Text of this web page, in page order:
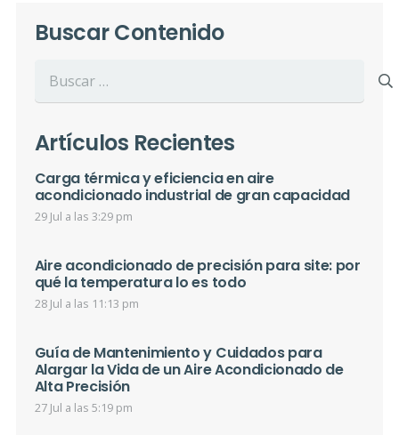
Buscar Contenido
Buscar:
Artículos Recientes
Carga térmica y eficiencia en aire
acondicionado industrial de gran capacidad
29 Jul a las 3:29 pm
Aire acondicionado de precisión para site: por
qué la temperatura lo es todo
28 Jul a las 11:13 pm
Guía de Mantenimiento y Cuidados para
Alargar la Vida de un Aire Acondicionado de
Alta Precisión
27 Jul a las 5:19 pm